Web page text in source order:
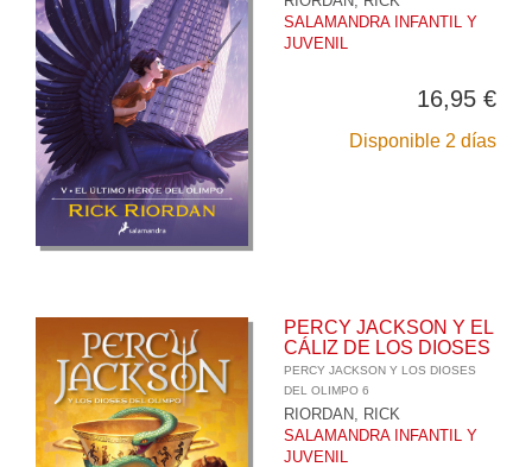
SALAMANDRA INFANTIL Y
JUVENIL
16,95 €
Disponible 2 días
PERCY JACKSON Y EL
CÁLIZ DE LOS DIOSES
PERCY JACKSON Y LOS DIOSES
DEL OLIMPO 6
RIORDAN, RICK
SALAMANDRA INFANTIL Y
JUVENIL